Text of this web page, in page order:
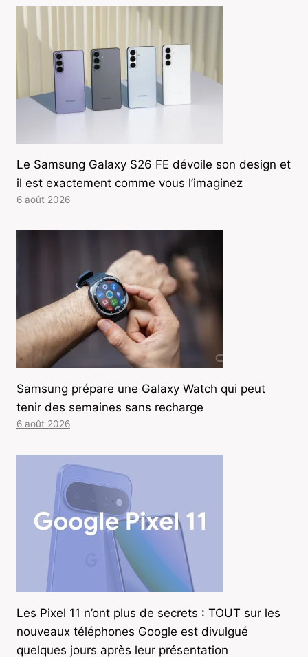
Le Samsung Galaxy S26 FE dévoile son design et
il est exactement comme vous l’imaginez
6 août 2026
Samsung prépare une Galaxy Watch qui peut
tenir des semaines sans recharge
6 août 2026
Les Pixel 11 n’ont plus de secrets : TOUT sur les
nouveaux téléphones Google est divulgué
quelques jours après leur présentation